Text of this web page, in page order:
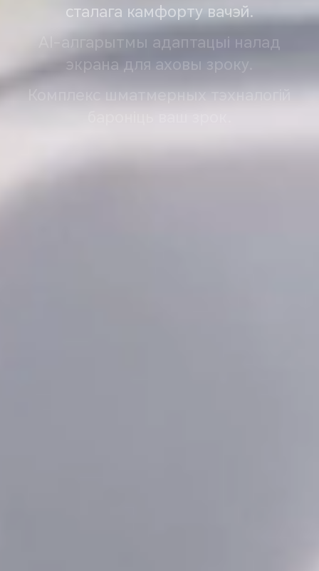
сталага камфорту вачэй.
AI-алгарытмы адаптацыі налад
экрана для аховы зроку.
Комплекс шматмерных тэхналогій